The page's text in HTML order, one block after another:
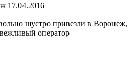
17.04.2016
шустро привезли в Воронеж,
оператор